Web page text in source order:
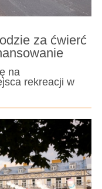
za ćwierć
na
rekreacji w